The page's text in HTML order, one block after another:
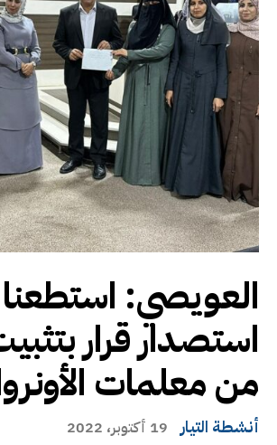
العويصي: استطعنا
استصدار قرار
من معلمات
أنشطة التيار 19 أكتوبر، 2022